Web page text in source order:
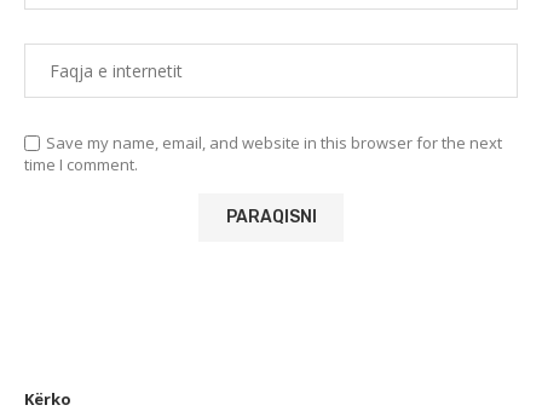
Save my name, email, and website in this browser for the next
time I comment.
Kërko